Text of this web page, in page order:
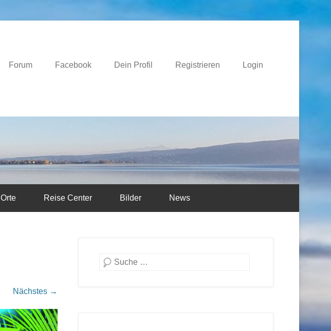
Forum Facebook Dein Profil Registrieren Login
Orte Reise Center Bilder News
Nächstes →
Suchen